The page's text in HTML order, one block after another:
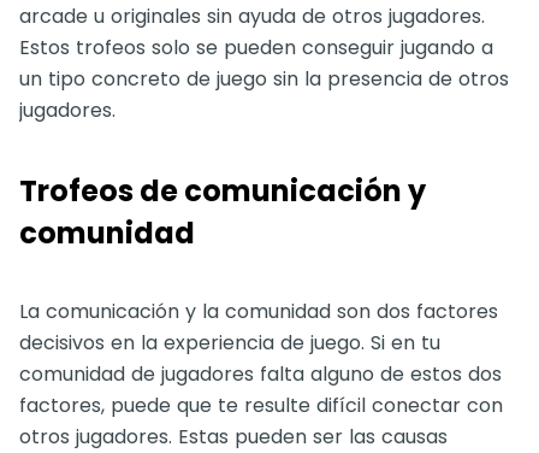
arcade u originales sin ayuda de otros jugadores.
Estos trofeos solo se pueden conseguir jugando a
un tipo concreto de juego sin la presencia de otros
jugadores.
Trofeos de comunicación y
comunidad
La comunicación y la comunidad son dos factores
decisivos en la experiencia de juego. Si en tu
comunidad de jugadores falta alguno de estos dos
factores, puede que te resulte difícil conectar con
otros jugadores. Estas pueden ser las causas